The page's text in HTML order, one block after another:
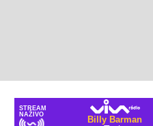
STREAM
NAŽIVO
Billy Barman